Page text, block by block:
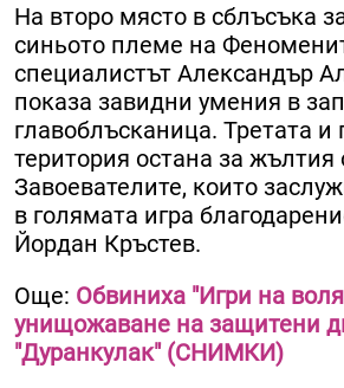
На второ място в сблъсъка
синьото племе на
специалистът Александър
показа завидни умения в
главоблъсканица. Третата и
територия остана за жълтия
Завоевателите, които
в голямата игра
Йордан Кръстев.
Още: Обвиниха "Игри на
унищожаване на защитени
"Дуранкулак" (СНИМКИ)